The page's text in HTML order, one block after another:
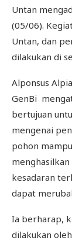
Untan
(05/06).
Untan, dan
dilakukan di
Alponsus
GenBi
bertujuan
mengenai
pohon
menghasilkan
kesadaran
dapat
Ia berharap,
dilakukan